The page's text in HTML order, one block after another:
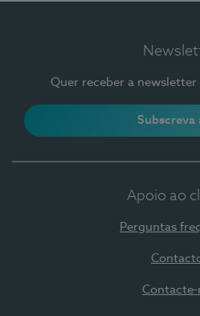
Quer receber a newsletter
Subscreva
Apoio ao
Perguntas
Contacte-